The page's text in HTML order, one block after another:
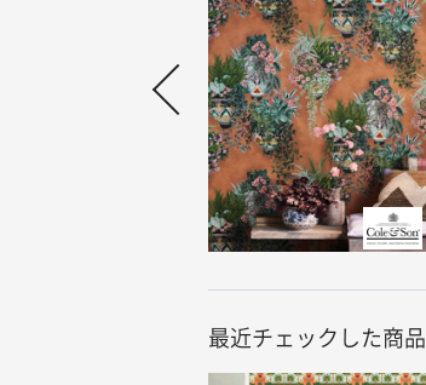
最近チェックした商品